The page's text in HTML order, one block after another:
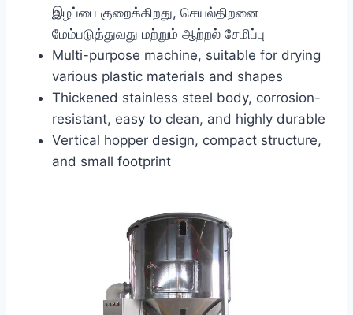
இழப்பை குறைக்கிறது, செயல்திறனை
மேம்படுத்துவது மற்றும் ஆற்றல் சேமிப்பு
Multi-purpose machine, suitable for drying
various plastic materials and shapes
Thickened stainless steel body, corrosion-
resistant, easy to clean, and highly durable
Vertical hopper design, compact structure,
and small footprint